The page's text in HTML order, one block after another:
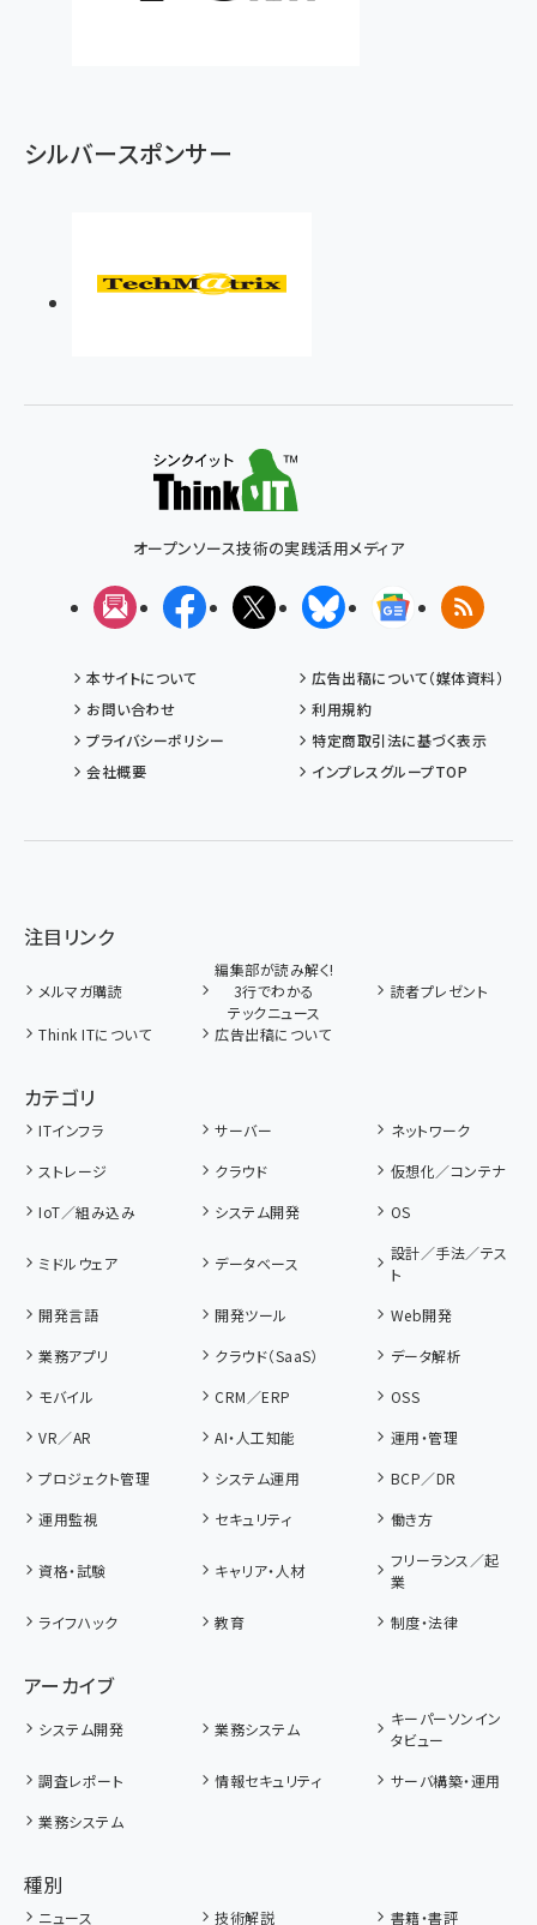
シルバースポンサー
オープンソース技術の実践活用メディア
メルマガFacebookX(エックス)BlueskyGoogleニュ
RSS
本サイトについて
広告出稿について（媒体資料）
お問い合わせ
利用規約
プライバシーポリシー
特定商取引法に基づく表示
会社概要
インプレスグループTOP
注目リンク
メルマガ購読
編集部が読み解く!
3行でわかる
テックニュース
読者プレゼント
Think ITについて 広告出稿について
カテゴリ
ITインフラ サーバー
ネットワーク
ストレージ
クラウド
仮想化／コンテナ
IoT／組み込み
システム開発 OS
ミドルウェア データベース
設計／手法／テス
ト
開発言語
開発ツール
Web開発
業務アプリ
クラウド（SaaS）
データ解析
モバイル
CRM／ERP
OSS
VR／AR
AI・人工知能
運用・管理
プロジェクト管理
システム運用
BCP／DR
運用監視
セキュリティ 働き方
資格・試験 キャリア・人材
フリーランス／起
業
ライフハック
教育 制度・法律
アーカイブ
システム開発 業務システム
キーパーソンイン
タビュー
調査レポート
情報セキュリティ
サーバ構築・運用
業務システム
種別
ニュース 技術解説 書籍・書評